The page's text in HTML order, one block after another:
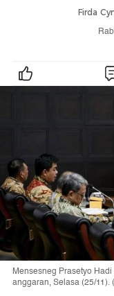
Firda
Mensesneg Prasetyo
anggaran, Selasa (25/11).